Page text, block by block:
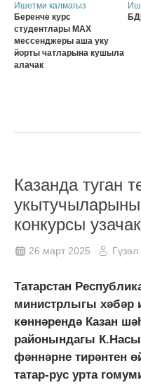
Ишетми калмагыз
Беренче курс
студентлары MAX
мессенджеры аша уку
йорты чатларына кушыла
алачак
Казанда туган
конкурсы узачак
26 март 2025
Татарстан
министрлыгы хәбәр
көннәрендә Казан
районындагы
фәннәрне тирәнтен
татар-рус урта